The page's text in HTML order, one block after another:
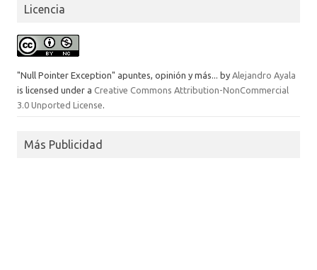
Licencia
"Null Pointer Exception" apuntes, opinión y más... by Alejandro Ayala
is licensed under a Creative Commons Attribution-NonCommercial
3.0 Unported License.
Más Publicidad